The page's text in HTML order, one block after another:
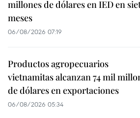
millones de dólares en IED en
meses
06/08/2026 07:19
Productos agropecuarios
vietnamitas alcanzan 74 mil
de dólares en exportaciones
06/08/2026 05:34